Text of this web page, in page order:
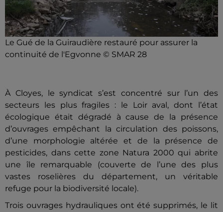
Le Gué de la Guiraudière restauré pour assurer la
continuité de l'Egvonne © SMAR 28
À Cloyes, le syndicat s’est concentré sur l’un des
secteurs les plus fragiles : le Loir aval, dont l’état
écologique était dégradé à cause de la présence
d’ouvrages empêchant la circulation des poissons,
d’une morphologie altérée et de la présence de
pesticides, dans cette zone Natura 2000 qui abrite
une île remarquable (couverte de l’une des plus
vastes roselières du département, un véritable
refuge pour la biodiversité locale).
Trois ouvrages hydrauliques ont été supprimés, le lit